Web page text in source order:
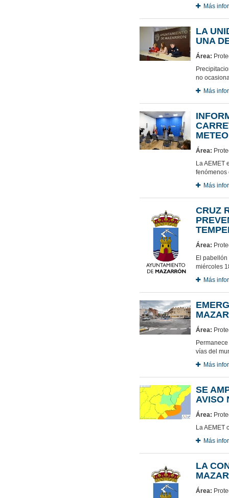
Más
LA
UNA
Área:
no
Más
Área:
La AEMET
fenómenos
Más
CRUZ
Área:
El
miércoles
Más
Área:
vías del
Más
SE
AVISO
Área:
La AEMET
Más
LA
Área: